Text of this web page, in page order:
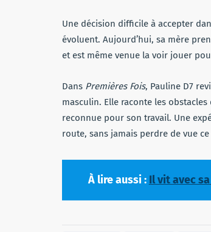
Une décision difficile à accepter
évoluent. Aujourd’hui, sa mère
et est même venue la voir jouer
Dans Premières Fois, Pauline D7
masculin. Elle raconte les
reconnue pour son travail. Une
route, sans jamais perdre de vue
À lire aussi : Il vit avec